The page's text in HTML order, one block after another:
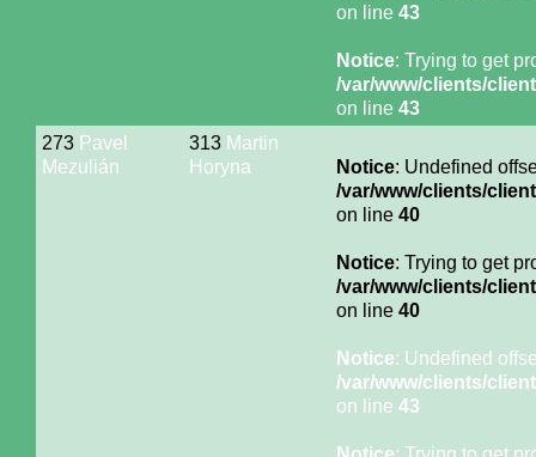
on line 43
Notice: Trying to get
/var/www/clients/
on line 43
273 Pavel
Mezulián
313 Martin
Horyna
Notice: Undefined
/var/www/clients/
on line 40
Notice: Trying to get
/var/www/clients/
on line 40
Notice: Undefined
/var/www/clients/
on line 43